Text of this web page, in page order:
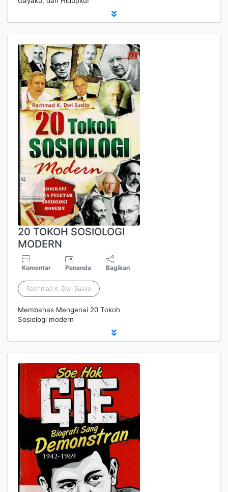
20 TOKOH SOSIOLOGI
MODERN
Komentar Penanda Bagikan
Rachmad K. Dwi Susilo
Membahas Mengenai 20 Tokoh
Sosiologi modern